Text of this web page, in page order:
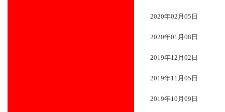
2020年02月05日
2020年01月08日
2019年12月02日
2019年11月05日
2019年10月09日